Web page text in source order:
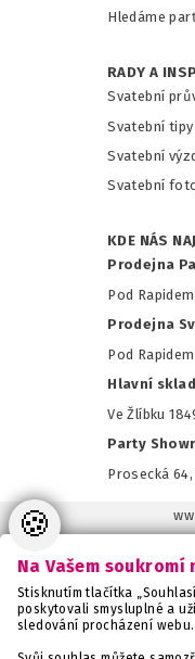
Hledáme
RADY A
Svatební
Svatební tipy
Svatební
Svatební
KDE NÁS
Prodejna
Pod
Prodejna
Pod
Hlavní
Ve Žlíbku
Party
Prosecká
🍪
Na Vašem soukromí
Stisknutím tlačítka
poskytovali smysluplné a
sledování procházení webu.